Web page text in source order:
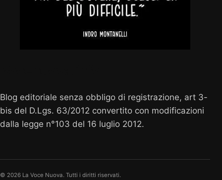
Blog editoriale senza obbligo di registrazione, art 3-
bis del D.Lgs. 63/2012 convertito con modificazioni
dalla legge n°103 del 16 luglio 2012.
© 2026 La Voce Nuova. Tutti i diritti riservati.